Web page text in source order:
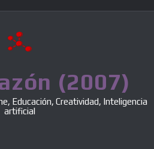
(2007)
Educación, Creatividad, Inteligencia
artificial